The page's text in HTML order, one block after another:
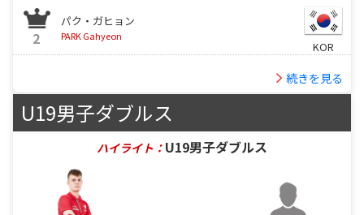
2
パク・ガヒョン
PARK Gahyeon
KOR
続きを見る
U19男子ダブルス
ハイライト： U19男子ダブルス